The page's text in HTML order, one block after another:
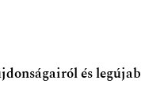
és